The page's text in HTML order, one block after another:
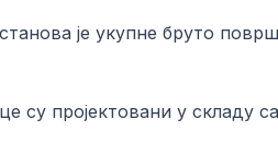
је укупне бруто
су пројектовани у складу